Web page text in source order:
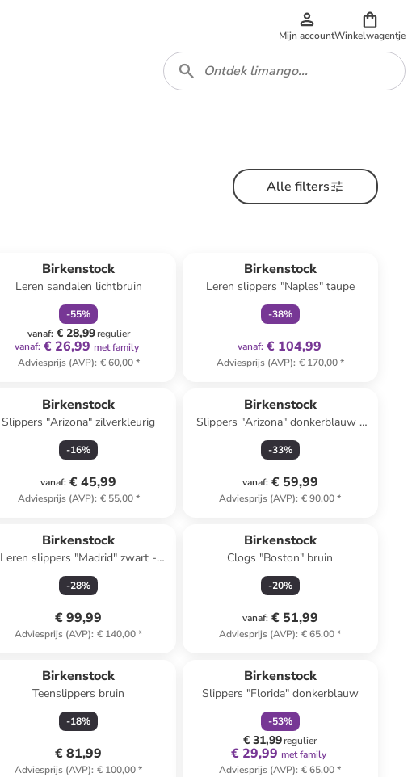
Mijn accountWinkelwagentje
Alle filters
Birkenstock
Leren sandalen lichtbruin
-55%
vanaf: € 28,99regulier
vanaf: € 26,99 met family
Adviesprijs (AVP): € 60,00*
Birkenstock
Leren slippers "Naples" taupe
-38%
vanaf: € 104,99
Adviesprijs (AVP): € 170,00*
Birkenstock
Slippers "Arizona" zilverkleurig
-16%
vanaf: € 45,99
Adviesprijs (AVP): € 55,00*
Birkenstock
Slippers "Arizona" donkerblauw -
wijdte S
-33%
vanaf: € 59,99
Adviesprijs (AVP): € 90,00*
Birkenstock
Leren slippers "Madrid" zwart -
wijdte S
-28%
€ 99,99
Adviesprijs (AVP): € 140,00*
Birkenstock
Clogs "Boston" bruin
-20%
vanaf: € 51,99
Adviesprijs (AVP): € 65,00*
Birkenstock
Teenslippers bruin
-18%
€ 81,99
Adviesprijs (AVP): € 100,00*
Birkenstock
Slippers "Florida" donkerblauw
-53%
€ 31,99regulier
€ 29,99 met family
Adviesprijs (AVP): € 65,00*